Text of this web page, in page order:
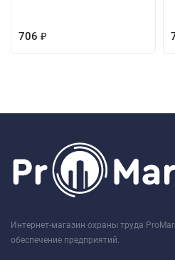
706 ₽
Интернет-магазин охраны труда
обеспечение предприятий.